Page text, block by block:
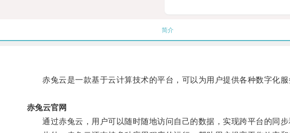
简介
赤兔云是一款基于云计算技术的平台，可以为用户提供各种数字化服
赤兔云官网
通过赤兔云，用户可以随时随地访问自己的数据，实现跨平台的同步